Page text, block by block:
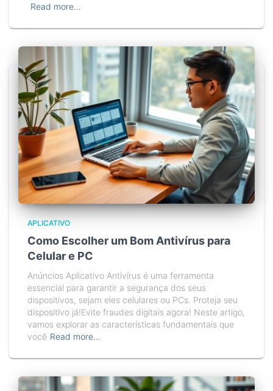
Read more…
APLICATIVO
Como Escolher um Bom Antivírus para
Celular e PC
Anúncios Aplicativo Antivírus é uma ferramenta
essencial para garantir a segurança dos seus
dispositivos, sejam eles celulares ou PCs. Proteja seu
dispositivo já!Evite fraudes digitais agora! Neste artigo,
vamos explorar as características fundamentais que
você Read more…